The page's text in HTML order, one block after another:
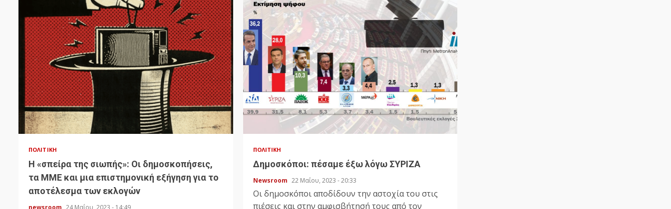
ΠΟΛΙΤΙΚΉ
Η «σπείρα της σιωπής»: Οι δημοσκοπήσεις,
τα ΜΜΕ και μια επιστημονική εξήγηση για το
αποτέλεσμα των εκλογών
ΠΟΛΙΤΙΚΉ
Δημοσκόποι: πέσαμε έξω λόγω ΣΥΡΙΖΑ
Newsroom 22 Μαΐου, 2023 - 20:33
Οι δημοσκόποι αποδίδουν την αστοχία του στις
πιέσεις και στην αμφισβήτησή τους από τον